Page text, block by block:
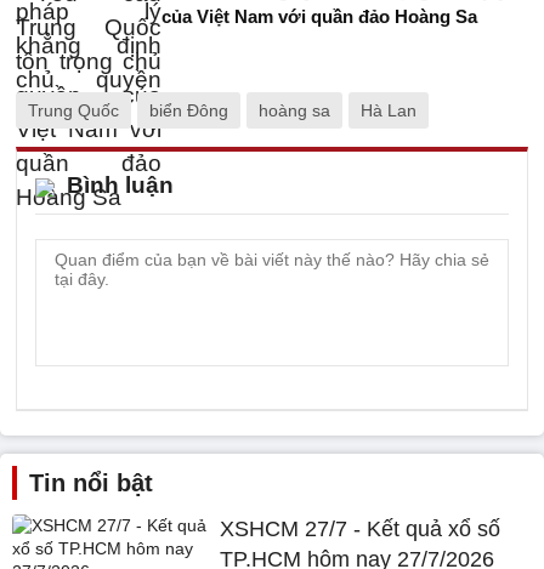
của Việt Nam với quần đảo Hoàng Sa
Trung Quốc biển Đông hoàng sa Hà Lan
Bình luận
Tin nổi bật
XSHCM 27/7 - Kết quả xổ số
TP.HCM hôm nay 27/7/2026